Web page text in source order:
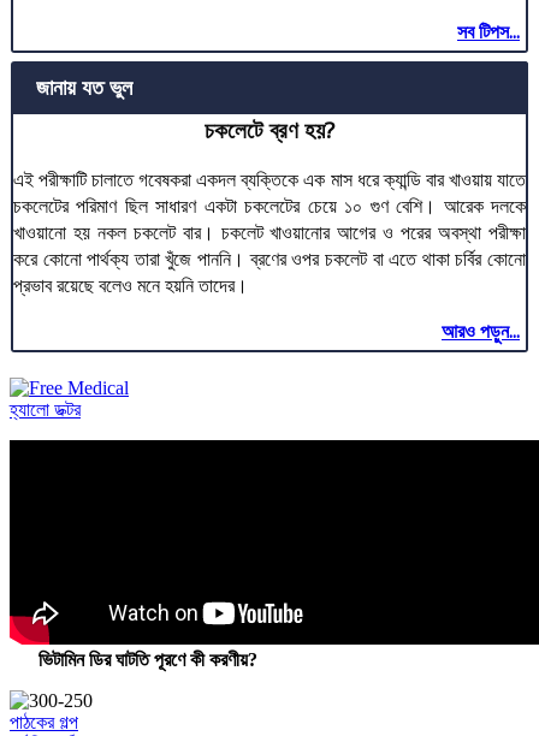
সব টিপস...
জানায় যত ভুল
চকলেটে ব্রণ হয়?
এই পরীক্ষাটি চালাতে গবেষকরা একদল ব্যক্তিকে এক মাস ধরে ক্যান্ডি বার খাওয়ায় যাতে
চকলেটের পরিমাণ ছিল সাধারণ একটা চকলেটের চেয়ে ১০ গুণ বেশি। আরেক দলকে
খাওয়ানো হয় নকল চকলেট বার। চকলেট খাওয়ানোর আগের ও পরের অবস্থা পরীক্ষা
করে কোনো পার্থক্য তারা খুঁজে পাননি। ব্রণের ওপর চকলেট বা এতে থাকা চর্বির কোনো
প্রভাব রয়েছে বলেও মনে হয়নি তাদের।
আরও পড়ুন...
হ্যালো ডক্টর
ভিটামিন ডির ঘাটতি পূরণে কী করণীয়?
পাঠকের গল্প